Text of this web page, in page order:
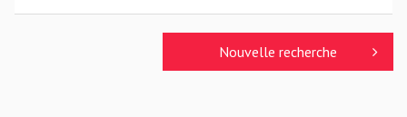
Nouvelle recherche